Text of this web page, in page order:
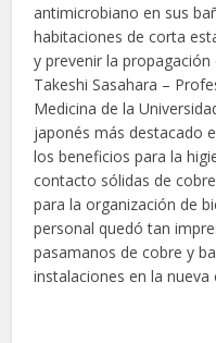
antimicrobiano en sus
habitaciones de corta
y prevenir la
Takeshi Sasahara –
Medicina de la
japonés más destacado
los beneficios para la
contacto sólidas de
para la organización de
personal quedó tan
pasamanos de cobre y
instalaciones en la nueva